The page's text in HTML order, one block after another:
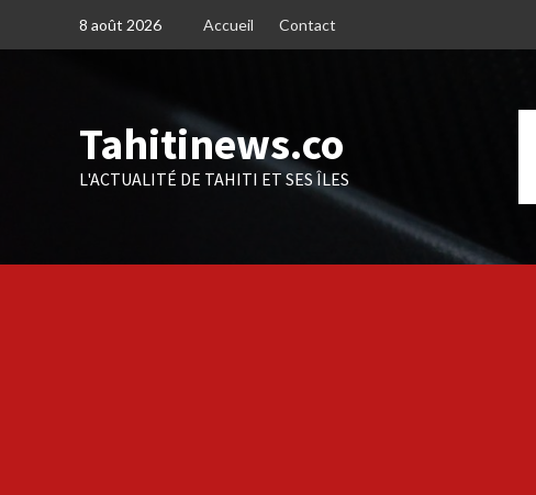
8 août 2026 Accueil Contact
Tahitinews.co
L'ACTUALITÉ DE TAHITI ET SES ÎLES